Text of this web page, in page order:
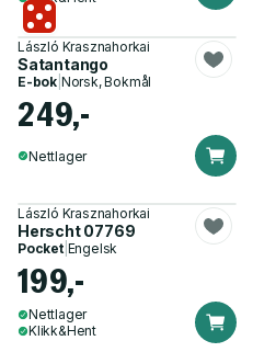
László Krasznahorkai
Satantango
E-bok Norsk, Bokmål
249,-
Nettlager
László Krasznahorkai
Herscht 07769
Pocket| Engelsk
199,-
Nettlager
Klikk&Hent